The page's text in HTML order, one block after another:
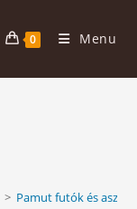
0 Menu
> Pamut futók és